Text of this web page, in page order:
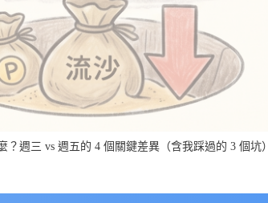
？週三 vs 週五的 4 個關鍵差異（含我踩過的 3 個坑）